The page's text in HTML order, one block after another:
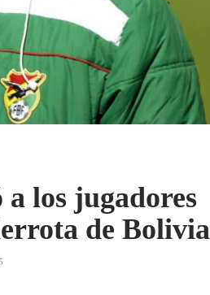
los jugadores
de Bolivia